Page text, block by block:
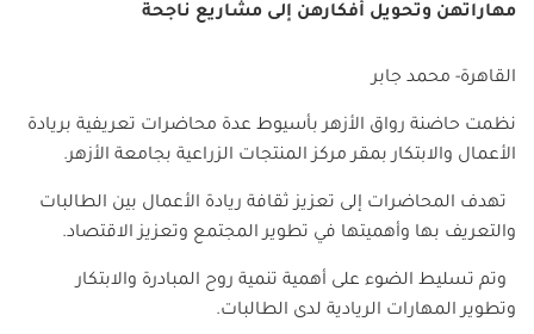
مهاراتهن وتحويل أفكارهن إلى مشاريع ناجحة
القاهرة- محمد جابر
نظمت حاضنة رواق الأزهر بأسيوط عدة محاضرات تعريفية بريادة
الأعمال والابتكار بمقر مركز المنتجات الزراعية بجامعة الأزهر.
تهدف المحاضرات إلى تعزيز ثقافة ريادة الأعمال بين الطالبات
والتعريف بها وأهميتها في تطوير المجتمع وتعزيز الاقتصاد.
وتم تسليط الضوء على أهمية تنمية روح المبادرة والابتكار
وتطوير المهارات الريادية لدى الطالبات.